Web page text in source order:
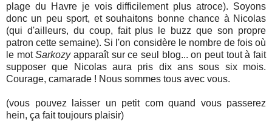
plage du Havre je vois difficilement plus atroce). Soyons
donc un peu sport, et souhaitons bonne chance à Nicolas
(qui d'ailleurs, du coup, fait plus le buzz que son propre
patron cette semaine). Si l'on considère le nombre de fois où
le motSarkozyapparaît sur ce seul blog... on peut tout à fait
supposer que Nicolas aura pris dix ans sous six mois.
Courage, camarade ! Nous sommes tous avec vous.
(vous pouvez laisser un petit com quand vous passerez
hein, ça fait toujours plaisir)